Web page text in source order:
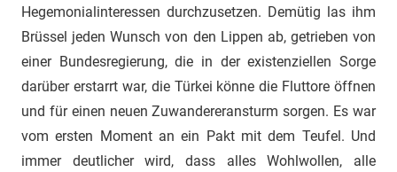
Hegemonialinteressen durchzusetzen. Demütig las ihm
Brüssel jeden Wunsch von den Lippen ab, getrieben von
einer Bundesregierung, die in der existenziellen Sorge
darüber erstarrt war, die Türkei könne die Fluttore öffnen
und für einen neuen Zuwandereransturm sorgen. Es war
vom ersten Moment an ein Pakt mit dem Teufel. Und
immer deutlicher wird, dass alles Wohlwollen, alle